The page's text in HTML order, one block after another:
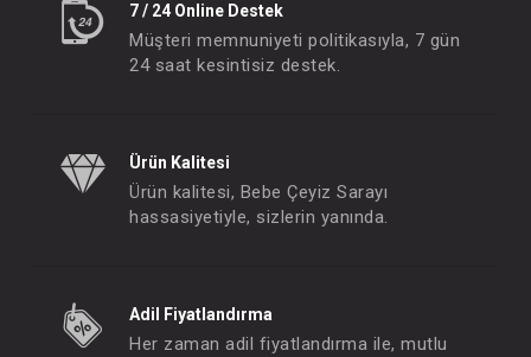
7 / 24 Online Destek
Müşteri memnuniyeti politikasıyla, 7 gün
24 saat kesintisiz destek.
Ürün Kalitesi
Ürün kalitesi, Bebe Çeyiz Sarayı
hassasiyetiyle, sizlerin yanında.
Adil Fiyatlandırma
Her zaman adil fiyatlandırma ile, mutlu